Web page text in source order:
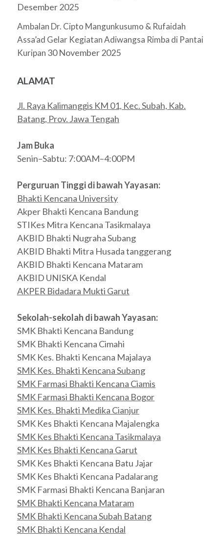
Desember 2025
Ambalan Dr. Cipto Mangunkusumo & Rufaidah
Assa’ad Gelar Kegiatan Adiwangsa Rimba di Pantai
Kuripan 30 November 2025
ALAMAT
Jl. Raya Kalimanggis KM 01, Kec. Subah, Kab.
Batang, Prov. Jawa Tengah
Jam Buka
Senin–Sabtu: 7:00AM–4:00PM
Perguruan Tinggi di bawah Yayasan:
Bhakti Kencana University
Akper Bhakti Kencana Bandung
STIKes Mitra Kencana Tasikmalaya
AKBID Bhakti Nugraha Subang
AKBID Bhakti Mitra Husada tanggerang
AKBID Bhakti Kencana Mataram
AKBID UNISKA Kendal
AKPER Bidadara Mukti Garut
Sekolah-sekolah di bawah Yayasan:
SMK Bhakti Kencana Bandung
SMK Bhakti Kencana Cimahi
SMK Kes. Bhakti Kencana Majalaya
SMK Kes. Bhakti Kencana Subang
SMK Farmasi Bhakti Kencana Ciamis
SMK Farmasi Bhakti Kencana Bogor
SMK Kes. Bhakti Medika Cianjur
SMK Kes Bhakti Kencana Majalengka
SMK Kes Bhakti Kencana Tasikmalaya
SMK Kes Bhakti Kencana Garut
SMK Kes Bhakti Kencana Batu Jajar
SMK Kes Bhakti Kencana Padalarang
SMK Farmasi Bhakti Kencana Banjaran
SMK Bhakti Kencana Mataram
SMK Bhakti Kencana Subah Batang
SMK Bhakti Kencana Kendal